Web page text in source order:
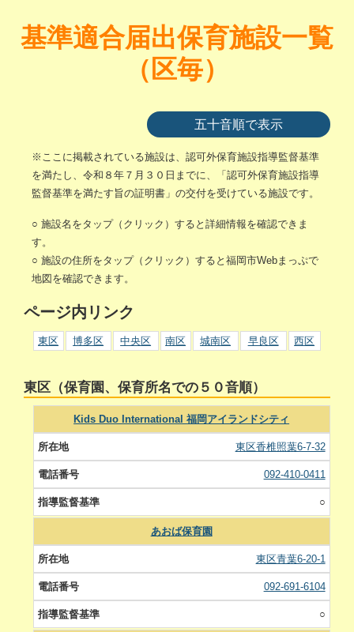
基準適合届出保育施設一覧
（区毎）
五十音順で表示
※ここに掲載されている施設は、認可外保育施設指導監督基準
を満たし、令和８年７月３０日までに、「認可外保育施設指導
監督基準を満たす旨の証明書」の交付を受けている施設です。
○ 施設名をタップ（クリック）すると詳細情報を確認できま
す。
○ 施設の住所をタップ（クリック）すると福岡市Webまっぷで
地図を確認できます。
ページ内リンク
東区 博多区 中央区 南区 城南区 早良区 西区
東区（保育園、保育所名での５０音順）
Kids Duo International 福岡アイランドシティ
東区香椎照葉6-7-32
092-410-0411
○
あおば保育園
東区青葉6-20-1
092-691-6104
○